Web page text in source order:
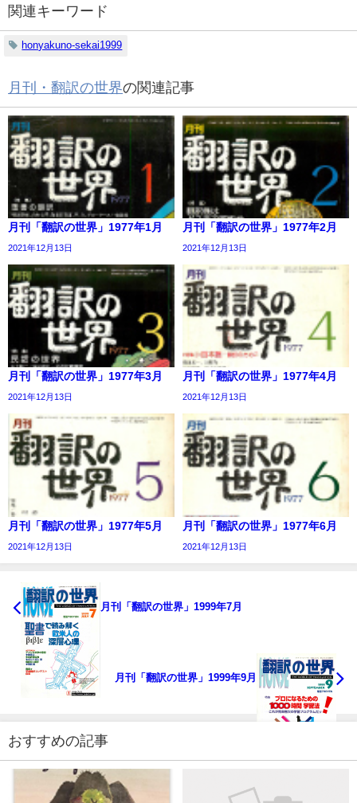
関連キーワード
honyakuno-sekai1999
月刊・翻訳の世界の関連記事
月刊「翻訳の世界」1977年1月
2021年12月13日
月刊「翻訳の世界」1977年2月
2021年12月13日
月刊「翻訳の世界」1977年3月
2021年12月13日
月刊「翻訳の世界」1977年4月
2021年12月13日
月刊「翻訳の世界」1977年5月
2021年12月13日
月刊「翻訳の世界」1977年6月
2021年12月13日
月刊「翻訳の世界」1999年7月
月刊「翻訳の世界」1999年9月
おすすめの記事